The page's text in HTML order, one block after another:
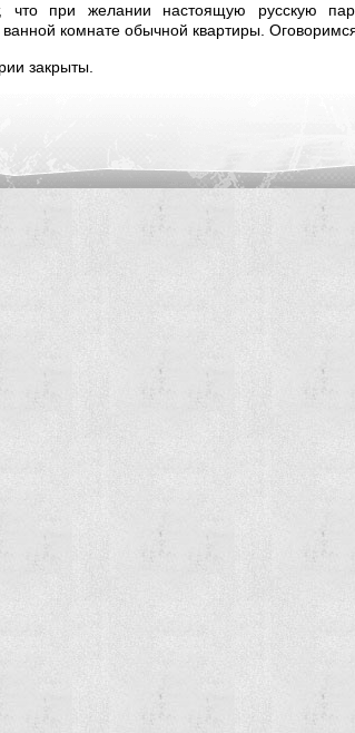
что при желании настоящую русскую
комнате обычной квартиры.
закрыты.